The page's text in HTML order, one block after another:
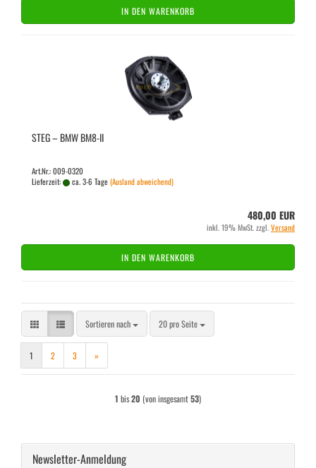
IN DEN WARENKORB
STEG – BMW BM8-​II
Art.Nr.: 009-0320
Lieferzeit:
ca. 3-6 Tage(Ausland abweichend)
480,00 EUR
inkl. 19% MwSt. zzgl.Versand
IN DEN WARENKORB
Sortieren nach
Sortieren nach 20 pro Seite
pro Seite
1 2 3 »
1 bis20 (von insgesamt53)
Newsletter-Anmeldung